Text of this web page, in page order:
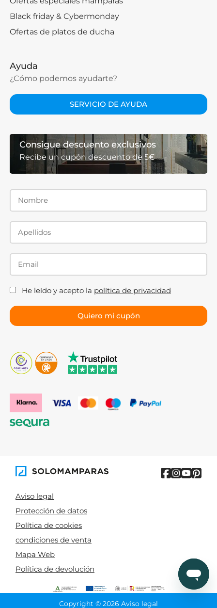
Black friday & Cybermonday
Ofertas de platos de ducha
Ayuda
¿Cómo podemos ayudarte?
SERVICIO DE AYUDA
Consigue descuento exclusivos
Recibe un cupón descuento de 5€
He leído y acepto la política de privacidad
Aviso legal
Protección de datos
Política de cookies
condiciones de venta
Mapa Web
Política de devolución
Copyright © 2026 Aviso legal